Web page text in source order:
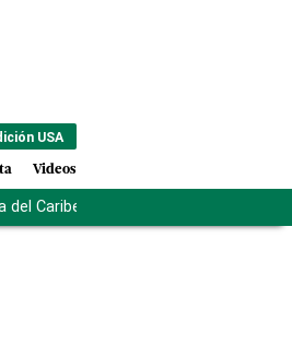
USA
Videos
del Caribe